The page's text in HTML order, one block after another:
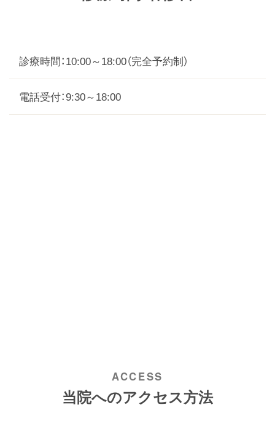
診療時間：10:00～18:00（完全予約制）
電話受付：9:30～18:00
当院へのアクセス方法